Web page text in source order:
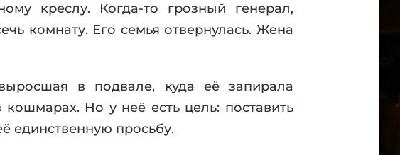
креслу. Когда-то грозный генерал,
комнату. Его семья отвернулась. Жена
в подвале, куда её запирала
Но у неё есть цель: поставить
единственную просьбу.